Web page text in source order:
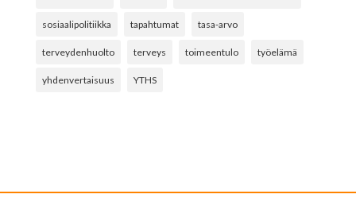
sosiaalipolitiikka tapahtumat tasa-arvo
terveydenhuolto terveys toimeentulo työelämä
yhdenvertaisuus YTHS